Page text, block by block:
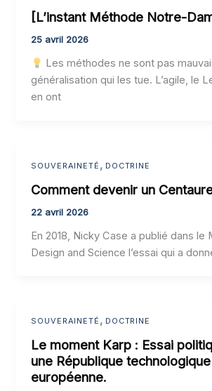
[L’instant Méthode Notre-
25 avril 2026
Les méthodes ne sont pas
généralisation qui les tue. L’agile, le
en ont
SOUVERAINETÉ , DOCTRINE
Comment devenir un
22 avril 2026
En 2018, Nicky Case a publié dans le
Design and Science l’essai qui a
SOUVERAINETÉ , DOCTRINE
Le moment Karp : Essai
une République technologique
européenne.